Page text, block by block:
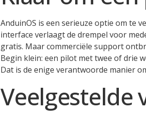
AnduinOS is een serieuze optie om te
interface verlaagt de drempel voor
gratis. Maar commerciële support
Begin klein: een pilot met twee of drie
Dat is de enige verantwoorde manier
Veelgestelde